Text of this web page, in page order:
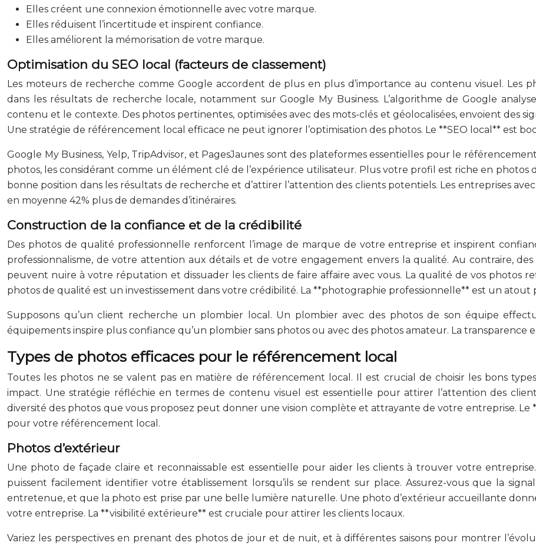
Elles créent une connexion émotionnelle avec votre marque.
Elles réduisent l’incertitude et inspirent confiance.
Elles améliorent la mémorisation de votre marque.
Optimisation du SEO local (facteurs de classement)
Les moteurs de recherche comme Google accordent de plus en plus d’importance au contenu visuel. Les
dans les résultats de recherche locale, notamment sur Google My Business. L’algorithme de Google
contenu et le contexte. Des photos pertinentes, optimisées avec des mots-clés et géolocalisées, envoient des
Une stratégie de référencement local efficace ne peut ignorer l’optimisation des photos. Le **SEO local** est
Google My Business, Yelp, TripAdvisor, et PagesJaunes sont des plateformes essentielles pour le
photos, les considérant comme un élément clé de l’expérience utilisateur. Plus votre profil est riche en photos
bonne position dans les résultats de recherche et d’attirer l’attention des clients potentiels. Les entreprises
en moyenne 42% plus de demandes d’itinéraires.
Construction de la confiance et de la crédibilité
Des photos de qualité professionnelle renforcent l’image de marque de votre entreprise et inspirent
professionnalisme, de votre attention aux détails et de votre engagement envers la qualité. Au contraire,
peuvent nuire à votre réputation et dissuader les clients de faire affaire avec vous. La qualité de vos photos
photos de qualité est un investissement dans votre crédibilité. La **photographie professionnelle** est un
Supposons qu’un client recherche un plombier local. Un plombier avec des photos de son équipe
équipements inspire plus confiance qu’un plombier sans photos ou avec des photos amateur. La transparence
Types de photos efficaces pour le référencement local
Toutes les photos ne se valent pas en matière de référencement local. Il est crucial de choisir les bons
impact. Une stratégie réfléchie en termes de contenu visuel est essentielle pour attirer l’attention des
diversité des photos que vous proposez peut donner une vision complète et attrayante de votre entreprise.
pour votre référencement local.
Photos d’extérieur
Une photo de façade claire et reconnaissable est essentielle pour aider les clients à trouver votre
puissent facilement identifier votre établissement lorsqu’ils se rendent sur place. Assurez-vous que la
entretenue, et que la photo est prise par une belle lumière naturelle. Une photo d’extérieur accueillante
votre entreprise. La **visibilité extérieure** est cruciale pour attirer les clients locaux.
Variez les perspectives en prenant des photos de jour et de nuit, et à différentes saisons pour montrer